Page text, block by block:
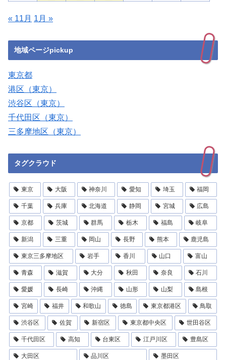
« 11月 1月 »
地域ページpickup
東京都
港区（東京）
渋谷区（東京）
千代田区（東京）
三多摩地区（東京）
タグクラウド
東京 大阪 神奈川 愛知 埼玉 福岡
千葉 兵庫 北海道 静岡 宮城 広島
京都 茨城 群馬 栃木 福島 岐阜
新潟 三重 岡山 長野 熊本 鹿児島
東京三多摩地区 岩手 香川 山口 富山
青森 滋賀 大分 秋田 奈良 石川
愛媛 長崎 沖縄 山形 山梨 島根
宮崎 福井 和歌山 徳島 東京都港区 鳥取
渋谷区 佐賀 新宿区 東京都中央区 世田谷区
千代田区 高知 台東区 江戸川区 豊島区
大田区 品川区 墨田区